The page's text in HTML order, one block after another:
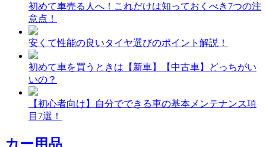
初めて車売る人へ！これだけは知っておくべき7つの注
意点！
安くて性能の良いタイヤ選びのポイント解説！
初めて車を買うときは【新車】【中古車】どっちがい
いの？
【初心者向け】自分でできる車の基本メンテナンス項
目7選！
カー用品